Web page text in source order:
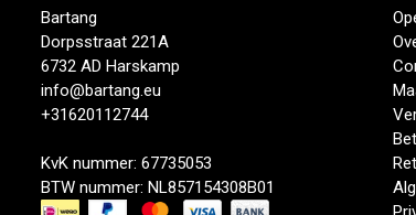
Bartang
Dorpsstraat 221A
6732 AD Harskamp
info@bartang.eu
+31620112744
KvK nummer: 67735053
BTW nummer: NL857154308B01